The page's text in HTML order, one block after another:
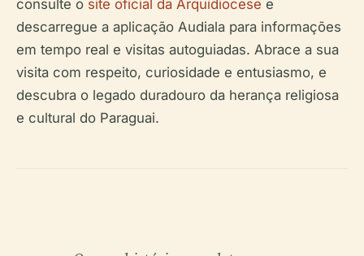
consulte o site oficial da Arquidiocese e
descarregue a aplicação Audiala para informações
em tempo real e visitas autoguiadas. Abrace a sua
visita com respeito, curiosidade e entusiasmo, e
descubra o legado duradouro da herança religiosa
e cultural do Paraguai.